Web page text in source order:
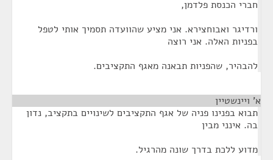
חברי הכנסת פלדמן,
ורדיגר ואבוחצירא. אני מציע שהוועדה תסמיך אותי לטפל
בפניות האלה. אני רוצה
להבהיר, שהפניות תבאנה מאגף התקציבים.
א' ויינשטיין
תבוא בפנינו פניה של אגף התקציבים לשינויים בתקציב, נדון
בה. אינני מבין
מדוע ללכת בדרך שונה מהרגיל.